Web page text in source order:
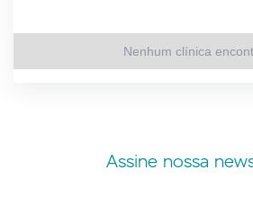
Nenhum clínica
Assine nossa